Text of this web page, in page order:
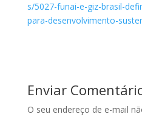
s/5027-funai-e-giz-brasil-
para-desenvolvimento-
Enviar
O seu endereço de e-mail